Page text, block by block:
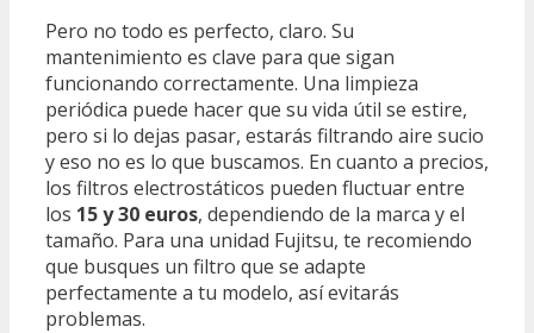
Pero no todo es perfecto, claro. Su
mantenimiento es clave para que sigan
funcionando correctamente. Una limpieza
periódica puede hacer que su vida útil se estire,
pero si lo dejas pasar, estarás filtrando aire sucio
y eso no es lo que buscamos. En cuanto a precios,
los filtros electrostáticos pueden fluctuar entre
los 15 y 30 euros, dependiendo de la marca y el
tamaño. Para una unidad Fujitsu, te recomiendo
que busques un filtro que se adapte
perfectamente a tu modelo, así evitarás
problemas.